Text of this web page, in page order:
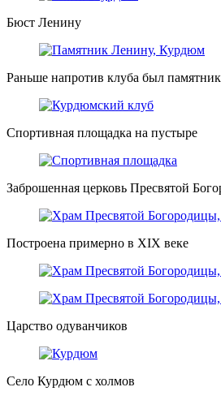
Бюст Ленину
Раньше напротив клуба был
Спортивная площадка на пустыре
Заброшенная церковь Пресвятой
Построена примерно в XIX веке
Царство одуванчиков
Село Курдюм с холмов